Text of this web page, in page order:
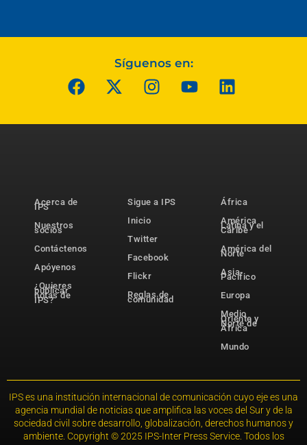
Síguenos en:
Acerca de
IPS
Nuestros
socios
Contáctenos
Apóyenos
¿Quieres
publicar
notas de
IPS?
Sigue a IPS
Inicio
Twitter
Facebook
Flickr
Reglas de
comunidad
África
América
Latina y el
Caribe
América del
Norte
Asia-
Pacífico
Europa
Medio
Oriente y
Norte de
África
Mundo
IPS es una institución internacional de comunicación cuyo eje es una
agencia mundial de noticias que amplifica las voces del Sur y de la
sociedad civil sobre desarrollo, globalización, derechos humanos y
ambiente. Copyright © 2025 IPS-Inter Press Service. Todos los